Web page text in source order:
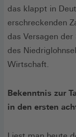
das klappt in
erschreckenden
das Versagen
des
Wirtschaft.
Bekenntnis zur
in den ersten